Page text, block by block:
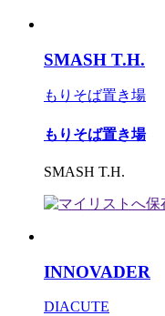
SMASH T.H.
もりそば置き場
もりそば置き場
SMASH T.H.
INNOVADER
DIACUTE